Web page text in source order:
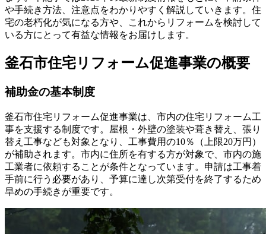
や手続き方法、注意点をわかりやすく解説していきます。住
宅の老朽化が気になる方や、これからリフォームを検討して
いる方にとって有益な情報をお届けします。
釜石市住宅リフォーム促進事業の概要
補助金の基本制度
釜石市住宅リフォーム促進事業は、市内の住宅リフォーム工
事を支援する制度です。屋根・外壁の塗装や葺き替え、張り
替え工事なども対象となり、工事費用の10％（上限20万円）
が補助されます。市内に住所を有する方が対象で、市内の施
工業者に依頼することが条件となっています。申請は工事着
手前に行う必要があり、予算に達し次第受付を終了するため
早めの手続きが重要です。